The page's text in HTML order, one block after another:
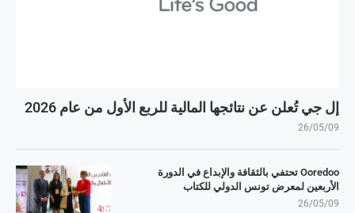
إل جي تُعلن عن نتائجها المالية للربع الأول من عام 2026
26/05/09
Ooredoo تحتفي بالثقافة والإبداع في الدورة
الأربعين لمعرض تونس الدولي للكتاب
26/05/09